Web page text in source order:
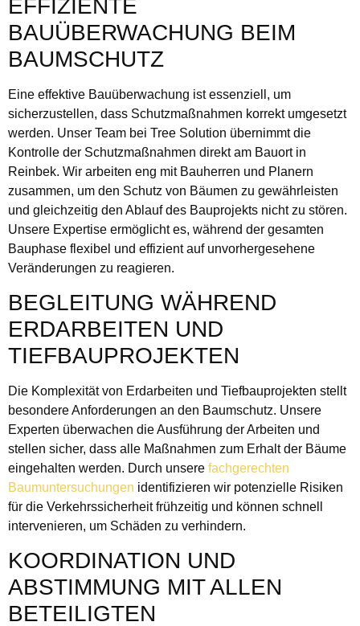
EFFIZIENTE
BAUÜBERWACHUNG BEIM
BAUMSCHUTZ
Eine effektive Bauüberwachung ist essenziell, um
sicherzustellen, dass Schutzmaßnahmen korrekt umgesetzt
werden. Unser Team bei Tree Solution übernimmt die
Kontrolle der Schutzmaßnahmen direkt am Bauort in
Reinbek. Wir arbeiten eng mit Bauherren und Planern
zusammen, um den Schutz von Bäumen zu gewährleisten
und gleichzeitig den Ablauf des Bauprojekts nicht zu stören.
Unsere Expertise ermöglicht es, während der gesamten
Bauphase flexibel und effizient auf unvorhergesehene
Veränderungen zu reagieren.
BEGLEITUNG WÄHREND
ERDARBEITEN UND
TIEFBAUPROJEKTEN
Die Komplexität von Erdarbeiten und Tiefbauprojekten stellt
besondere Anforderungen an den Baumschutz. Unsere
Experten überwachen die Ausführung der Arbeiten und
stellen sicher, dass alle Maßnahmen zum Erhalt der Bäume
eingehalten werden. Durch unsere fachgerechten
Baumuntersuchungen identifizieren wir potenzielle Risiken
für die Verkehrssicherheit frühzeitig und können schnell
intervenieren, um Schäden zu verhindern.
KOORDINATION UND
ABSTIMMUNG MIT ALLEN
BETEILIGTEN